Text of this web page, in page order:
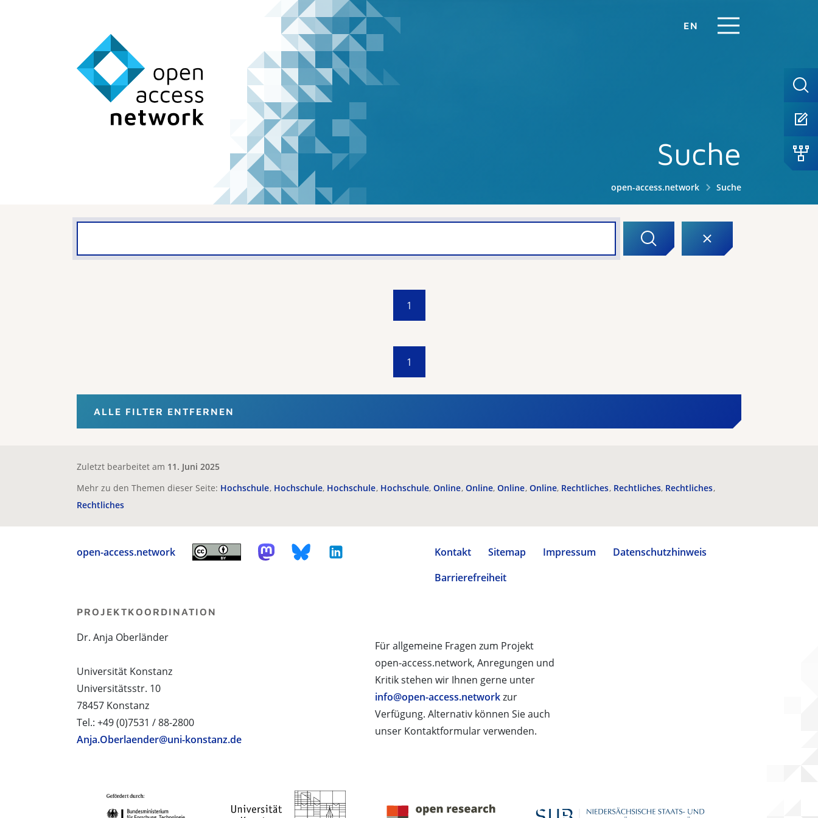
EN
Suche
open-access.network Suche
1
1
ALLE FILTER ENTFERNEN
Zuletzt bearbeitet am 11. Juni 2025
Mehr zu den Themen dieser Seite: Hochschule Hochschule Hochschule Hochschule Online Online Online Online Rechtliches Rechtliches Rechtliches
Rechtliches
open-access.network Kontakt Sitemap Impressum
Datenschutzhinweis
Barrierefreiheit
Für allgemeine Fragen zum Projekt
open-access.network, Anregungen und
Kritik stehen wir Ihnen gerne unter
info@open-access.networkzur
Verfügung. Alternativ können Sie auch
unser Kontaktformular verwenden.
PROJEKTKOORDINATION
Dr. Anja Oberländer
Universität Konstanz
Universitätsstr. 10
78457 Konstanz
Tel.: +49 (0)7531 / 88-2800
Anja.Oberlaender@uni-konstanz.de